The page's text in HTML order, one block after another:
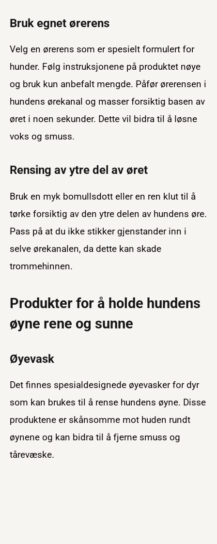
Bruk egnet ørerens
Velg en ørerens som er spesielt formulert for
hunder. Følg instruksjonene på produktet nøye
og bruk kun anbefalt mengde. Påfør ørerensen i
hundens ørekanal og masser forsiktig basen av
øret i noen sekunder. Dette vil bidra til å løsne
voks og smuss.
Rensing av ytre del av øret
Bruk en myk bomullsdott eller en ren klut til å
tørke forsiktig av den ytre delen av hundens øre.
Pass på at du ikke stikker gjenstander inn i
selve ørekanalen, da dette kan skade
trommehinnen.
Produkter for å holde hundens
øyne rene og sunne
Øyevask
Det finnes spesialdesignede øyevasker for dyr
som kan brukes til å rense hundens øyne. Disse
produktene er skånsomme mot huden rundt
øynene og kan bidra til å fjerne smuss og
tårevæske.